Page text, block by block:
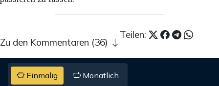
Teilen:
Zu den Kommentaren (36)
Einmalig Monatlich